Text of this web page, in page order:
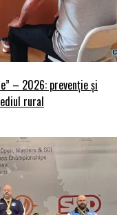
– 2026: prevenție și
rural